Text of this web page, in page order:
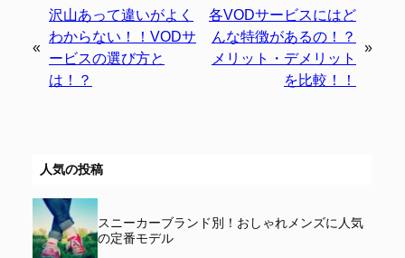
«
沢山あって違いがよく
わからない！！VODサ
ービスの選び方と
は！？
各VODサービスにはど
んな特徴があるの！？
メリット・デメリット
を比較！！
»
人気の投稿
スニーカーブランド別！おしゃれメンズに人気
の定番モデル